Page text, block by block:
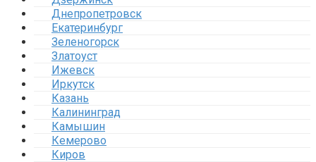
Днепропетровск
Екатеринбург
Зеленогорск
Златоуст
Ижевск
Иркутск
Казань
Калининград
Камышин
Кемерово
Киров